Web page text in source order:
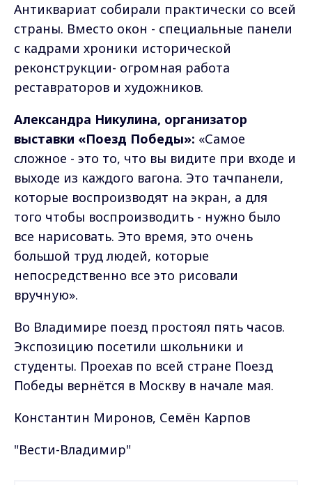
Антиквариат собирали практически со всей
страны. Вместо окон - специальные панели
с кадрами хроники исторической
реконструкции- огромная работа
реставраторов и художников.
Александра Никулина, организатор
выставки «Поезд Победы»: «Самое
сложное - это то, что вы видите при входе и
выходе из каждого вагона. Это тачпанели,
которые воспроизводят на экран, а для
того чтобы воспроизводить - нужно было
все нарисовать. Это время, это очень
большой труд людей, которые
непосредственно все это рисовали
вручную».
Во Владимире поезд простоял пять часов.
Экспозицию посетили школьники и
студенты. Проехав по всей стране Поезд
Победы вернётся в Москву в начале мая.
Константин Миронов, Семён Карпов
"Вести-Владимир"